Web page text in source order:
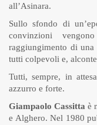
all’Asinara.
Sullo sfondo di
convinzioni
raggiungimento di una
tutti colpevoli e,
Tutti, sempre, in
azzurro e forte.
Giampaolo Cassitta è
e Alghero. Nel 1980